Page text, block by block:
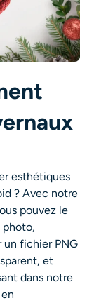
esthétiques
? Avec notre
pouvez le
photo,
un fichier PNG
et
dans notre